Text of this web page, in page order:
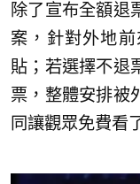
除了宣布全額退
案，針對外地
貼；若選擇不退
票，整體安排被
同讓觀眾免費看